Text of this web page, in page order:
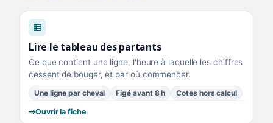
Lire le tableau des partants
Ce que contient une ligne, l'heure à laquelle les chiffres
cessent de bouger, et par où commencer.
Une ligne par cheval Figé avant 8 h Cotes hors calcul
Ouvrir la fiche